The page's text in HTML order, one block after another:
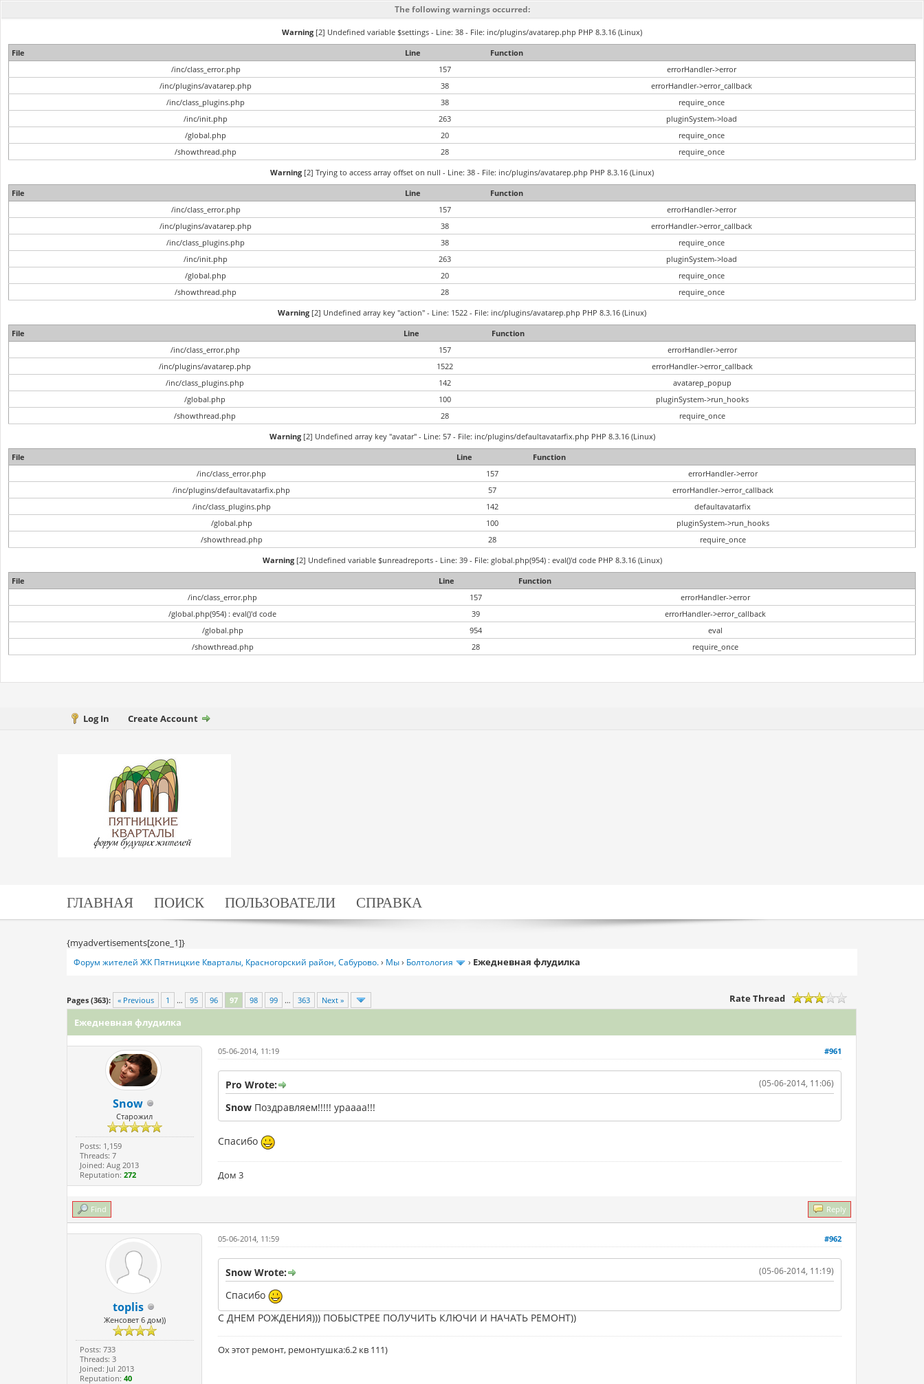
The following warnings occurred:
Warning [2] Undefined variable $settings - Line: 38 - File: inc/plugins/avatarep.php PHP 8.3.16 (Linux)
File
Line
Function
/inc/class_error.php
157
errorHandler->error
/inc/plugins/avatarep.php
38
errorHandler->error_callback
/inc/class_plugins.php
38
require_once
/inc/init.php
263
pluginSystem->load
/global.php
20
require_once
/showthread.php
28
require_once
Warning [2] Trying to access array offset on null - Line: 38 - File: inc/plugins/avatarep.php PHP 8.3.16 (Linux)
File
Line
Function
/inc/class_error.php
157
errorHandler->error
/inc/plugins/avatarep.php
38
errorHandler->error_callback
/inc/class_plugins.php
38
require_once
/inc/init.php
263
pluginSystem->load
/global.php
20
require_once
/showthread.php
28
require_once
Warning [2] Undefined array key "action" - Line: 1522 - File: inc/plugins/avatarep.php PHP 8.3.16 (Linux)
File
Line
Function
/inc/class_error.php
157
errorHandler->error
/inc/plugins/avatarep.php
1522
errorHandler->error_callback
/inc/class_plugins.php
142
avatarep_popup
/global.php
100
pluginSystem->run_hooks
/showthread.php
28
require_once
Warning[2] Undefined array key "avatar" - Line: 57 - File: inc/plugins/defaultavatarfix.php PHP 8.3.16 (Linux)
File
Line
Function
/inc/class_error.php
157
errorHandler->error
/inc/plugins/defaultavatarfix.php
57
errorHandler->error_callback
/inc/class_plugins.php
142
defaultavatarfix
/global.php
100
pluginSystem->run_hooks
/showthread.php
28
require_once
Warning[2] Undefined variable $unreadreports - Line: 39 - File: global.php(954) : eval()'d code PHP 8.3.16 (Linux)
File
Line
Function
/inc/class_error.php
157
errorHandler->error
/global.php(954) : eval()'d code
39
errorHandler->error_callback
/global.php
954
eval
/showthread.php
28 require_once
Log In Create Account
ГЛАВНАЯ ПОИСК ПОЛЬЗОВАТЕЛИ СПРАВКА
{myadvertisements[zone_1]}
Форум жителей ЖК Пятницкие Кварталы, Красногорский район, Сабурово.› Мы› Болтология › Ежедневная флудилка
Pages (363): « Previous 1 … 95 96 97 98 99 … 363 Next » Rate Thread
4 Vote(s) - 3.25 Average
1
2
3
4
5
Ежедневная флудилка
Snow
Старожил
Posts: 1,159
Threads: 7
Joined: Aug 2013
Reputation: 272
#961
05-06-2014, 11:19
(05-06-2014, 11:06)
Pro Wrote:
Snow Поздравляем!!!!! ураааа!!!
Спасибо
Дом 3
Find Reply
toplis
Женсовет 6 дом))
Posts: 733
Threads: 3
Joined: Jul 2013
Reputation: 40
#962
05-06-2014, 11:59
(05-06-2014, 11:19)
Snow Wrote:
Спасибо
С ДНЕМ РОЖДЕНИЯ))) ПОБЫСТРЕЕ ПОЛУЧИТЬ КЛЮЧИ И НАЧАТЬ РЕМОНТ))
Ох этот ремонт, ремонтушка:6.2 кв 111)